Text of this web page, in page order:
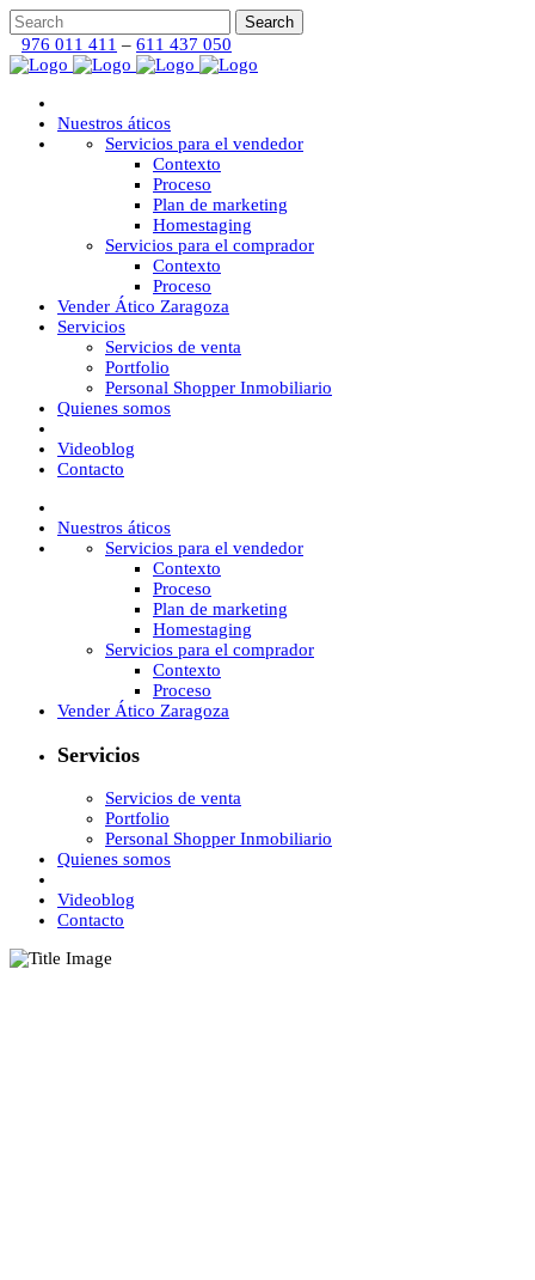
976 011 411 – 611 437 050
Nuestros áticos
Servicios para el vendedor
Contexto
Proceso
Plan de marketing
Homestaging
Servicios para el comprador
Contexto
Proceso
Vender Ático Zaragoza
Servicios
Servicios de venta
Portfolio
Personal Shopper Inmobiliario
Quienes somos
Videoblog
Contacto
Nuestros áticos
Servicios para el vendedor
Contexto
Proceso
Plan de marketing
Homestaging
Servicios para el comprador
Contexto
Proceso
Vender Ático Zaragoza
Servicios
Servicios de venta
Portfolio
Personal Shopper Inmobiliario
Quienes somos
Videoblog
Contacto